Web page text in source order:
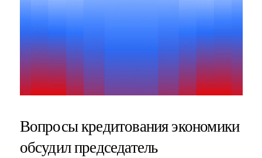
Вопросы кредитования экономики
обсудил председатель